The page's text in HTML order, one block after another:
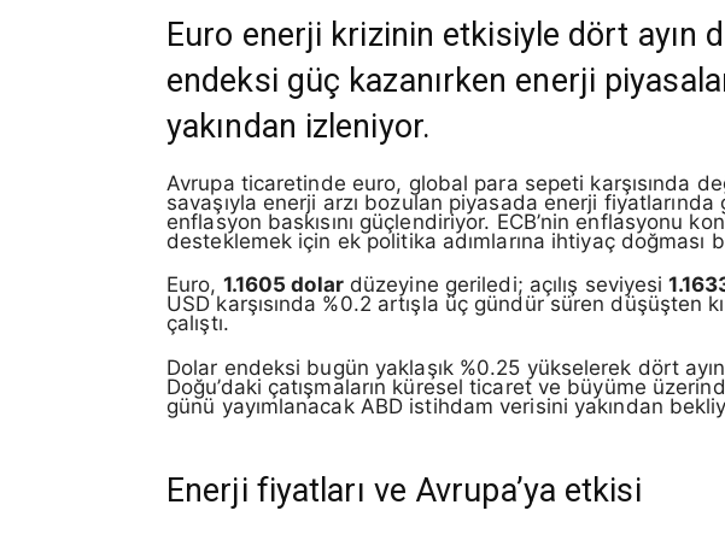
Euro enerji krizinin etkisiyle dört ayın
endeksi güç kazanırken enerji
yakından izleniyor.
Avrupa ticaretinde euro, global para sepeti karşısında
savaşıyla enerji arzı bozulan piyasada enerji
enflasyon baskısını güçlendiriyor. ECB’nin enflasyonu
desteklemek için ek politika adımlarına ihtiyaç doğması
Euro, 1.1605 dolardüzeyine geriledi; açılış seviyesi
USD karşısında %0.2 artışla üç gündür süren düşüşten
çalıştı.
Dolar endeksi bugün yaklaşık %0.25 yükselerek dört
Doğu’daki çatışmaların küresel ticaret ve büyüme
günü yayımlanacak ABD istihdam verisini yakından
Enerji fiyatları ve Avrupa’ya etkisi